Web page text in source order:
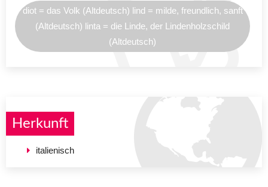
diot = das Volk (Altdeutsch) lind = milde, freundlich, sanft
(Altdeutsch) linta = die Linde, der Lindenholzschild
(Altdeutsch)
Herkunft
italienisch